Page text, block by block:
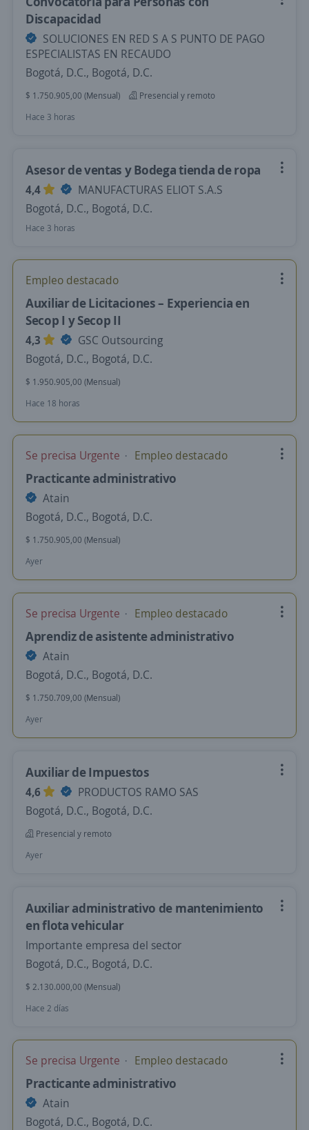
Discapacidad
SOLUCIONES EN RED S A S PUNTO DE PAGO
ESPECIALISTAS EN RECAUDO
Bogotá, D.C., Bogotá, D.C.
$ 1.750.905,00 (Mensual)
Presencial y remoto
Hace 3 horas
Asesor de ventas y Bodega tienda de ropa
4,4
MANUFACTURAS ELIOT S.A.S
Bogotá, D.C., Bogotá, D.C.
Hace 3 horas
Empleo destacado
Auxiliar de Licitaciones – Experiencia en
Secop I y Secop II
4,3
GSC Outsourcing
Bogotá, D.C., Bogotá, D.C.
$ 1.950.905,00 (Mensual)
Hace 18 horas
Se precisa Urgente Empleo destacado
Practicante administrativo
Atain
Bogotá, D.C., Bogotá, D.C.
$ 1.750.905,00 (Mensual)
Ayer
Se precisa Urgente Empleo destacado
Aprendiz de asistente administrativo
Atain
Bogotá, D.C., Bogotá, D.C.
$ 1.750.709,00 (Mensual)
Ayer
Auxiliar de Impuestos
4,6
PRODUCTOS RAMO SAS
Bogotá, D.C., Bogotá, D.C.
Presencial y remoto
Ayer
Auxiliar administrativo de mantenimiento
en flota vehicular
Importante empresa del sector
Bogotá, D.C., Bogotá, D.C.
$ 2.130.000,00 (Mensual)
Hace 2 días
Se precisa Urgente Empleo destacado
Practicante administrativo
Atain
Bogotá, D.C., Bogotá, D.C.